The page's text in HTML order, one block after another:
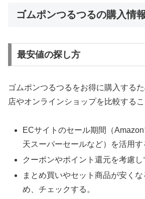
ゴムポンつるつるの購入情
最安値の探し方
ゴムポンつるつるをお得に購入する
店やオンラインショップを比較するこ
ECサイトのセール期間（
天スーパーセールなど）を活用す
クーポンやポイント還元を考慮し
まとめ買いやセット商品が安く
め、チェックする。